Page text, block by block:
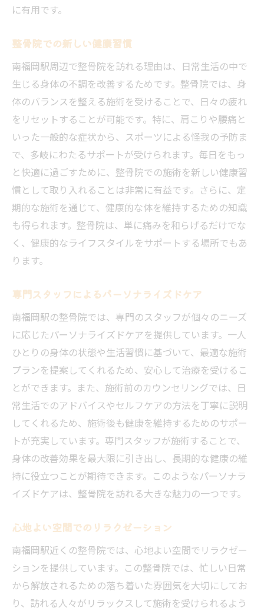
南福岡駅の整骨院で心と体のリセットを図る
体のケアがもたらすメンタルヘルス
心身のリセット方法を学ぶ
リセット効果を高める施術ポイント
定期的なリセットの重要性
南福岡駅での心身ケア体験談
整骨院と鍼灸のコラボレーションが南福岡駅で
実現
コラボレーションの背景と目的
施術の相乗効果を体感する
南福岡駅での施術の特徴
実際の施術を通じた効果測定
する方法
癒しの空間での健康管理
整骨院での施術がもたらす癒し効果
日常生活に取り入れたい健康法
南福岡駅での健康維持法の提案
整骨院利用者の健康維持体験
継続的なケアで得られる健康効果
整骨院のプロが教える南福岡駅での新しいリラ
クゼーション
プロが推奨するリラクゼーション法
南福岡駅での施術がもたらすリラクゼーシ
整骨院で体感するリラクゼーションの重要
性
心身をリフレッシュする方法
に有用です。
整骨院での新しい健康習慣
南福岡駅周辺で整骨院を訪れる理由は、日常生活の中で
生じる身体の不調を改善するためです。整骨院では、身
体のバランスを整える施術を受けることで、日々の疲れ
をリセットすることが可能です。特に、肩こりや腰痛と
いった一般的な症状から、スポーツによる怪我の予防ま
で、多岐にわたるサポートが受けられます。毎日をもっ
と快適に過ごすために、整骨院での施術を新しい健康習
慣として取り入れることは非常に有益です。さらに、定
期的な施術を通じて、健康的な体を維持するための知識
も得られます。整骨院は、単に痛みを和らげるだけでな
く、健康的なライフスタイルをサポートする場所でもあ
ります。
専門スタッフによるパーソナライズドケア
南福岡駅の整骨院では、専門のスタッフが個々のニーズ
に応じたパーソナライズドケアを提供しています。一人
ひとりの身体の状態や生活習慣に基づいて、最適な施術
プランを提案してくれるため、安心して治療を受けるこ
とができます。また、施術前のカウンセリングでは、日
常生活でのアドバイスやセルフケアの方法を丁寧に説明
してくれるため、施術後も健康を維持するためのサポー
トが充実しています。専門スタッフが施術することで、
身体の改善効果を最大限に引き出し、長期的な健康の維
持に役立つことが期待できます。このようなパーソナラ
イズドケアは、整骨院を訪れる大きな魅力の一つです。
心地よい空間でのリラクゼーション
南福岡駅近くの整骨院では、心地よい空間でリラクゼー
ションを提供しています。この整骨院では、忙しい日常
から解放されるための落ち着いた雰囲気を大切にしてお
り、訪れる人々がリラックスして施術を受けられるよう